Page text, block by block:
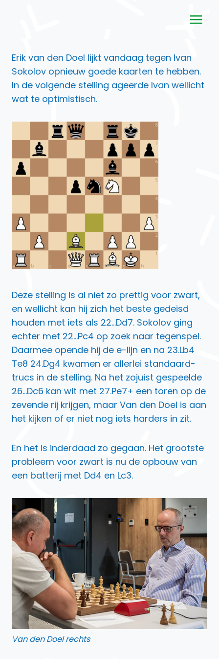
Erik van den Doel lijkt vandaag tegen Ivan
Sokolov opnieuw goede kaarten te hebben.
In de volgende stelling ageerde Ivan wellicht
wat te optimistisch.
Deze stelling is al niet zo prettig voor zwart,
en wellicht kan hij zich het beste gedeisd
houden met iets als 22…Dd7. Sokolov ging
echter met 22…Pc4 op zoek naar tegenspel.
Daarmee opende hij de e-lijn en na 23.Lb4
Te8 24.Dg4 kwamen er allerlei standaard-
trucs in de stelling. Na het zojuist gespeelde
26…Dc6 kan wit met 27.Pe7+ een toren op de
zevende rij krijgen, maar Van den Doel is aan
het kijken of er niet nog iets harders in zit.
En het is inderdaad zo gegaan. Het grootste
probleem voor zwart is nu de opbouw van
een batterij met Dd4 en Lc3.
Van den Doel rechts